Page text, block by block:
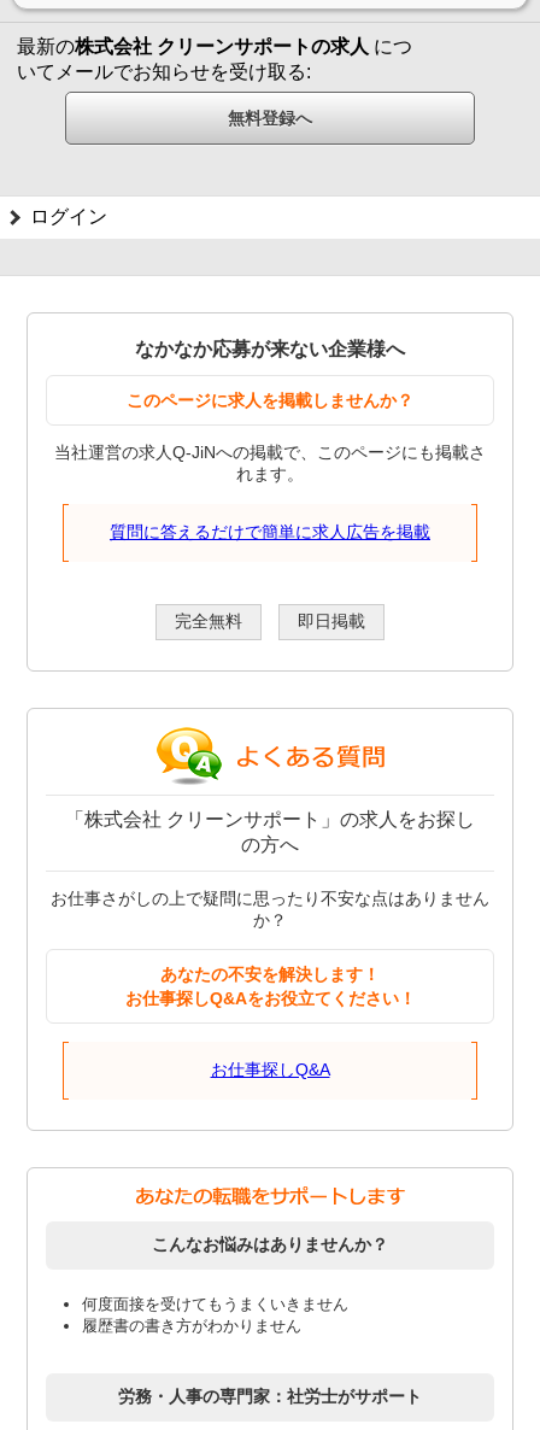
最新の株式会社 クリーンサポートの求人 につ
いてメールでお知らせを受け取る:
ログイン
なかなか応募が来ない企業様へ
このページに求人を掲載しませんか？
当社運営の求人Q-JiNへの掲載で、このページにも掲載さ
れます。
質問に答えるだけで簡単に求人広告を掲載
完全無料 即日掲載
「株式会社 クリーンサポート」の求人をお探し
の方へ
お仕事さがしの上で疑問に思ったり不安な点はありません
か？
あなたの不安を解決します！
お仕事探しQ&Aをお役立てください！
お仕事探しQ&A
こんなお悩みはありませんか？
何度面接を受けてもうまくいきません
履歴書の書き方がわかりません
労務・人事の専門家：社労士がサポート